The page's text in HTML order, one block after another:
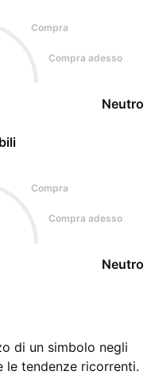
Compra
Compra adesso
Neutro
Compra
Compra adesso
Neutro
di un simbolo negli
le tendenze ricorrenti.